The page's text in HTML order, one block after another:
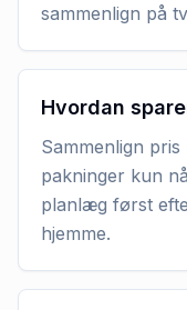
sammenlign på
Hvordan
Sammenlign
pakninger kun
planlæg først
hjemme.